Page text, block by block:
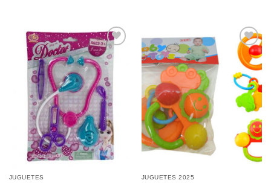
Añadir a
favoritos
JUGUETES
Añadir a
favoritos
JUGUETES 2025